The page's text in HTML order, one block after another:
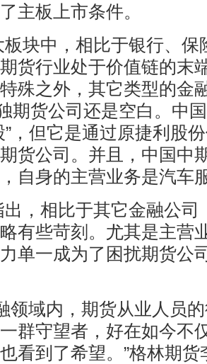
主板上市条件。
块中，相比于银行、保
货行业处于价值链的末
殊之外，其它类型的金
期货公司还是空白。中
”，但它是通过原捷利股
货公司。并且，中国中
自身的主营业务是汽车
出，相比于其它金融公司
有些苛刻。尤其是主营
单一成为了困扰期货公
领域内，期货从业人员
群守望者，好在如今不
看到了希望。”格林期货